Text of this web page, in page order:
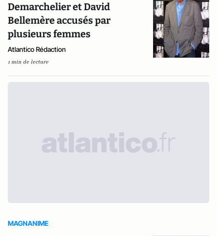
Demarchelier et David
Bellemère accusés par
plusieurs femmes
Atlantico Rédaction
1 min de lecture
MAGNANIME